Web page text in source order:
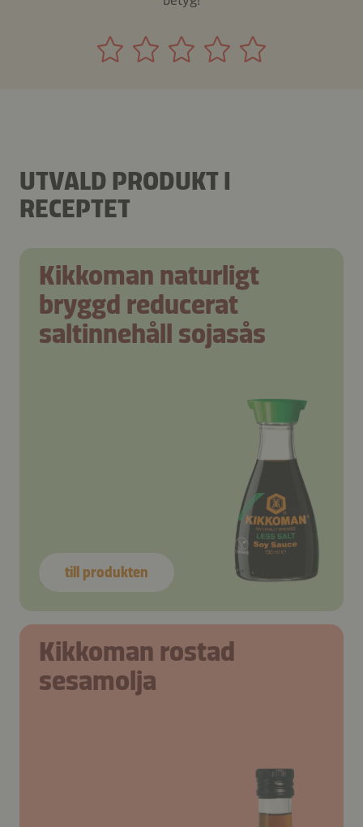
UTVALD PRODUKT I
RECEPTET
Kikkoman naturligt
bryggd reducerat
saltinnehåll sojasås
till produkten
Kikkoman rostad
sesamolja